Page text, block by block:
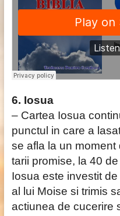
6. Iosua
– Cartea Iosua
punctul in care a
se afla la un
tarii promise, la 40
Iosua este investit
al lui Moise si trimis
actiunea de cucerire